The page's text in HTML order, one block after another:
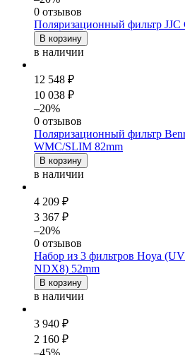
0 отзывов
Поляризационный фильтр JJC
В корзину
в наличии
12 548 ₽
10 038 ₽
–20%
0 отзывов
Поляризационный фильтр
WMC/SLIM 82mm
В корзину
в наличии
4 209 ₽
3 367 ₽
–20%
0 отзывов
Набор из 3 фильтров Hoya
NDX8) 52mm
В корзину
в наличии
3 940 ₽
2 160 ₽